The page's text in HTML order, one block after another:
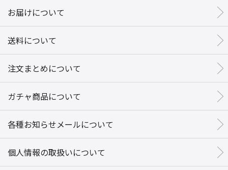
お届けについて
送料について
注文まとめについて
ガチャ商品について
各種お知らせメールについて
個人情報の取扱いについて